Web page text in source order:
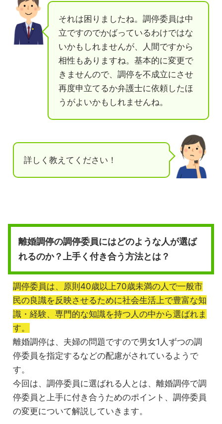
それは困りましたね。調停委員は中
立ですのでかばっているわけではな
いかもしれませんが、人間ですから
相性もありますね。基本的に変更で
きませんので、調停を不成立にさせ
再度申立てるか弁護士に依頼したほ
うがよいかもしれませんね。
詳しく教えてください！
離婚調停の調停委員にはどのような人が選ば
れるのか？上手く付き合う方法とは？
調停委員は、原則40歳以上70歳未満の人で一般市
民の良識を反映させるために社会生活上で豊富な知
識・経験、専門的な知識を持つ人の中から選ばれま
す。
離婚調停は、夫婦の問題ですので男女1人ずつの調
停委員を指定するなどの配慮がされているようで
す。
今回は、調停委員に選ばれる人とは、離婚調停で調
停委員と上手に付き合うためのポイント、調停委員
の変更について解説していきます。